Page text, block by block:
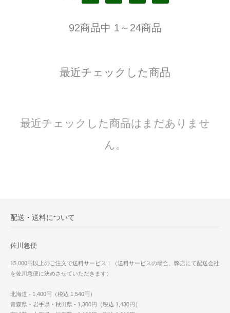
92商品中 1～24商品
最近チェックした商品
最近チェックした商品はまだありませ
ん。
配送・送料について
佐川急便
15,000円以上のご注文で送料サービス！（送料サービスの場合、弊店にて配送会社
を佐川急便に決めさせていただきます）
北海道 - 1,400円（税込 1,540円）
青森県・岩手県・秋田県 - 1,300円（税込 1,430円）